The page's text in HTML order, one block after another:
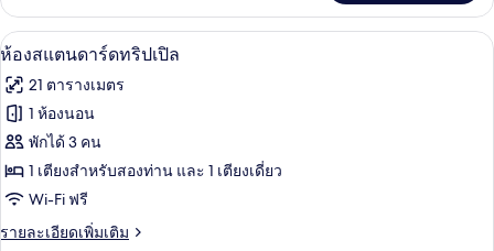
เกี่ยว
กับ
ห้อง
น,
ไม่มี
หน้าต่าง
เปิด
ภาพถ่าย
ทั้งหมด
ของ
ห้อง
สแตนดาร์ด
ทริปเปิล
ห้องสแตนดาร์ดทริปเปิล | 1 ห้องนอน,
5
ห้องสแตนดาร์ดทริปเปิล
21 ตารางเมตร
1 ห้องนอน
พักได้ 3 คน
1 เตียงสำหรับสองท่าน และ 1 เตียงเดี่ยว
Wi-Fi ฟรี
รายละเอียดเพิ่มเติม
ราย